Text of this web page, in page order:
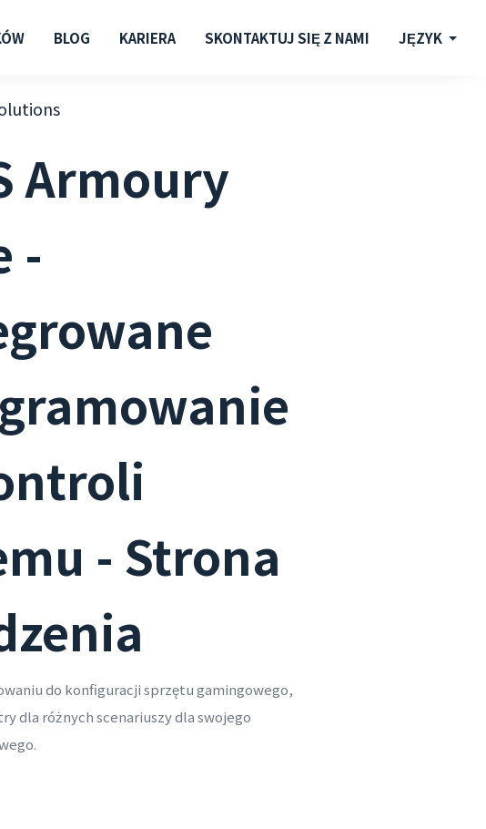
BLOG KARIERA SKONTAKTUJ SIĘ Z NAMI JĘZYK
Armoury
-
- Strona
do konfiguracji sprzętu gamingowego,
dla różnych scenariuszy dla swojego